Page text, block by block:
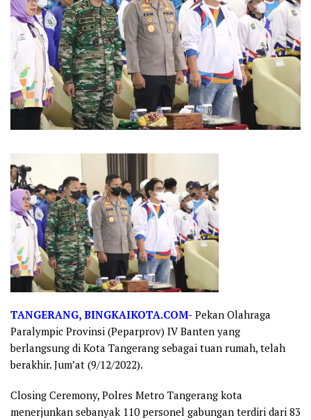
TANGERANG, BINGKAIKOTA.COM- Pekan Olahraga
Paralympic Provinsi (Peparprov) IV Banten yang
berlangsung di Kota Tangerang sebagai tuan rumah, telah
berakhir. Jum’at (9/12/2022).
Closing Ceremony, Polres Metro Tangerang kota
menerjunkan sebanyak 110 personel gabungan terdiri dari 83